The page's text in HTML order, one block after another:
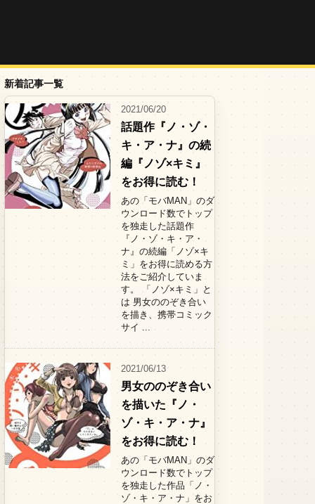
新着記事一覧
2021/06/20
話題作『ノ・ゾ・
キ・ア・ナ』の続
編『ノゾ×キミ』
をお得に読む！
あの「モバMAN」のダ
ウンロード数でトップ
を独走した話題作
『ノ・ゾ・キ・ア・
ナ』の続編「ノゾ×キ
ミ」をお得に読める方
法をご紹介していま
す。 「ノゾ×キミ」と
は 男女ののぞき合い
を描き、携帯コミック
サイ ...
2021/06/13
男女ののぞき合い
を描いた『ノ・
ゾ・キ・ア・ナ』
をお得に読む！
あの「モバMAN」のダ
ウンロード数でトップ
を独走した作品「ノ・
ゾ・キ・ア・ナ」をお